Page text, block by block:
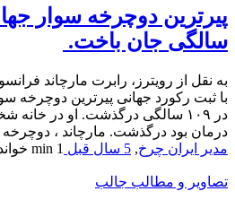
سالگی جان باخت.
به نقل از رویترز، رابرت مارچاند
با ثبت رکورد جهانی پیرترین دوچرخه
در ۱۰۹ سالگی درگذشت. او در
درمان بود درگذشت. مارچاند ، دوچرخه
مدیر ایران چرخ, 5 سال قبل 1 min
تصاویر و مطالب جالب